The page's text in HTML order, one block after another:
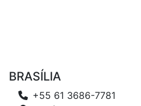
BRASÍLIA
+55 61 3686-7781